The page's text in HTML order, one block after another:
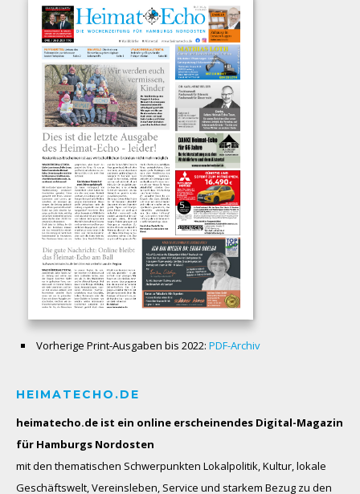
Vorherige Print-Ausgaben bis 2022: PDF-Archiv
HEIMATECHO.DE
heimatecho.de ist ein online erscheinendes Digital-Magazin
für Hamburgs Nordosten
mit den thematischen Schwerpunkten Lokalpolitik, Kultur, lokale
Geschäftswelt, Vereinsleben, Service und starkem Bezug zu den